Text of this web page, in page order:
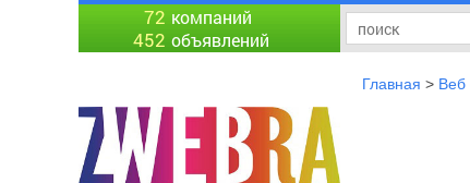
72 компаний
452 объявлений
Главная > Веб